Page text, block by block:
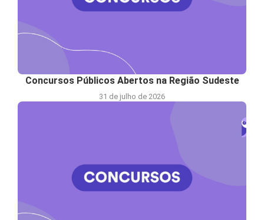
Concursos Públicos Abertos na Região Sudeste
31 de julho de 2026